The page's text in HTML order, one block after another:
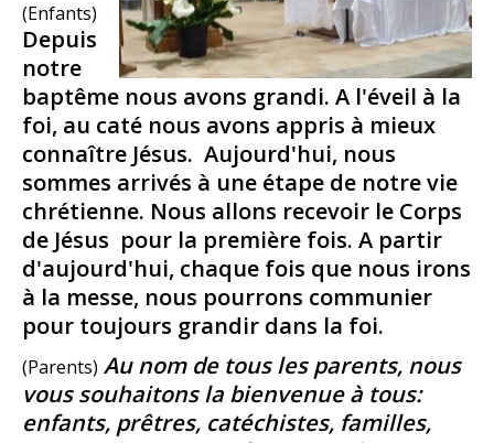
(Enfants)
Depuis
notre
baptême nous avons grandi. A l'éveil à la
foi, au caté nous avons appris à mieux
connaître Jésus. Aujourd'hui, nous
sommes arrivés à une étape de notre vie
chrétienne. Nous allons recevoir le Corps
de Jésus pour la première fois. A partir
d'aujourd'hui, chaque fois que nous irons
à la messe, nous pourrons communier
pour toujours grandir dans la foi.
(Parents) Au nom de tous les parents, nous
vous souhaitons la bienvenue à tous:
enfants, prêtres, catéchistes, familles,